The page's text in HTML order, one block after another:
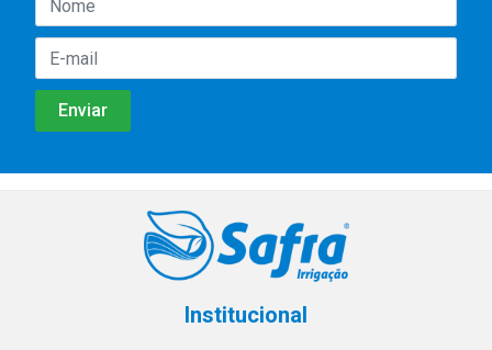
Institucional